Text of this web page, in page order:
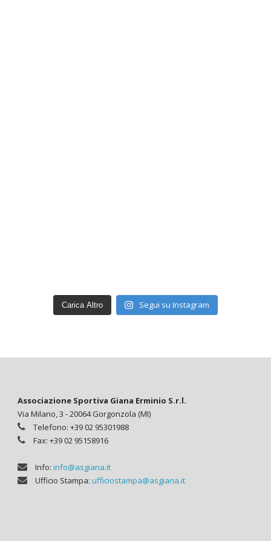
Carica Altro Segui su Instagram
Associazione Sportiva Giana Erminio S.r.l.
Via Milano, 3 - 20064 Gorgonzola (MI)
Telefono: +39 02 95301988
Fax: +39 02 95158916
Info: info@asgiana.it
Ufficio Stampa: ufficiostampa@asgiana.it